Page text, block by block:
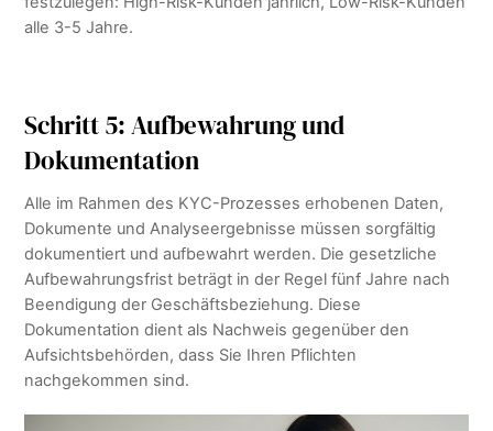
alle 3-5 Jahre.
Schritt 5: Aufbewahrung und
Dokumentation
Alle im Rahmen des KYC-Prozesses erhobenen Daten,
Dokumente und Analyseergebnisse müssen sorgfältig
dokumentiert und aufbewahrt werden. Die gesetzliche
Aufbewahrungsfrist beträgt in der Regel fünf Jahre nach
Beendigung der Geschäftsbeziehung. Diese
Dokumentation dient als Nachweis gegenüber den
Aufsichtsbehörden, dass Sie Ihren Pflichten
nachgekommen sind.